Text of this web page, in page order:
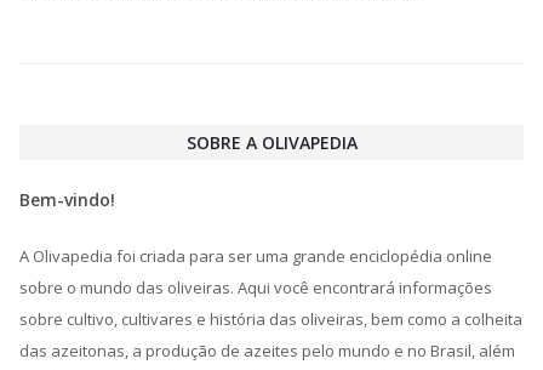
SOBRE A OLIVAPEDIA
Bem-vindo!
A Olivapedia foi criada para ser uma grande enciclopédia online
sobre o mundo das oliveiras. Aqui você encontrará informações
sobre cultivo, cultivares e história das oliveiras, bem como a colheita
das azeitonas, a produção de azeites pelo mundo e no Brasil, além